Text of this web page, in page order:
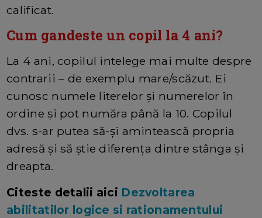
calificat.
Cum gandeste un copil la 4 ani?
La 4 ani, copilul intelege mai multe despre
contrarii – de exemplu mare/scăzut. Ei
cunosc numele literelor și numerelor în
ordine și pot număra până la 10. Copilul
dvs. s-ar putea să-și amintească propria
adresă și să știe diferența dintre stânga și
dreapta.
Citeste detalii aici Dezvoltarea
abilitatilor logice si rationamentului